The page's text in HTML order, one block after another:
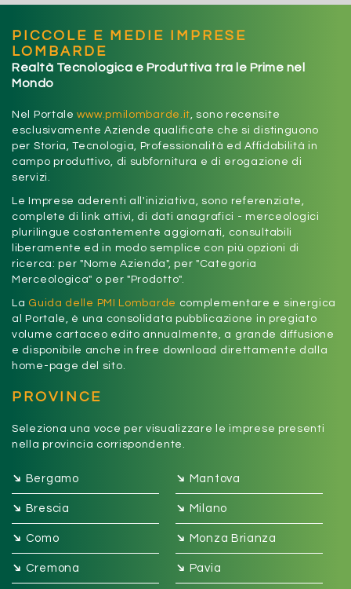
PICCOLE E MEDIE IMPRESE
LOMBARDE
Realtà Tecnologica e Produttiva tra le Prime nel
Mondo
Nel Portalewww.pmilombarde.it, sono recensite
esclusivamente Aziende qualificate che si distinguono
per Storia, Tecnologia, Professionalità ed Affidabilità in
campo produttivo, di subfornitura e di erogazione di
servizi.
Le Imprese aderenti all'iniziativa, sono referenziate,
complete di link attivi, di dati anagrafici - merceologici
plurilingue costantemente aggiornati, consultabili
liberamente ed in modo semplice con più opzioni di
ricerca: per "Nome Azienda", per "Categoria
Merceologica" o per "Prodotto".
La Guida delle PMI Lombarde complementare e sinergica
al Portale, è una consolidata pubblicazione in pregiato
volume cartaceo edito annualmente, a grande diffusione
e disponibile anche in free download direttamente dalla
home-page del sito.
PROVINCE
Seleziona una voce per visualizzare le imprese presenti
nella provincia corrispondente.
➔ Bergamo ➔ Mantova
➔ Brescia ➔ Milano
➔ Como ➔ Monza Brianza
➔ Cremona ➔ Pavia